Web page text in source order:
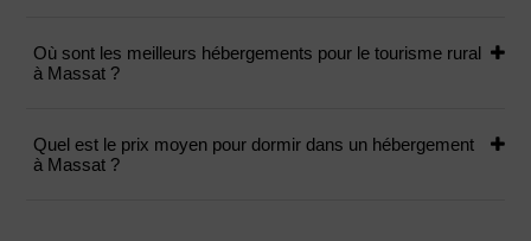
Où sont les meilleurs hébergements pour le tourisme rural
à Massat ?
Quel est le prix moyen pour dormir dans un hébergement
à Massat ?